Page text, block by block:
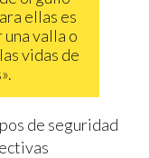
ellas es
valla o
vidas de
de seguridad